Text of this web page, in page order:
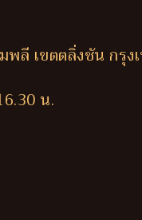
ลี เขตตลิ่งชัน กรุ
น.